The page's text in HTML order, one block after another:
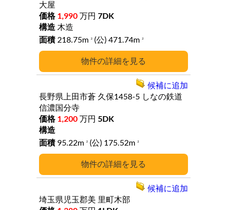
詳細
大屋
1,990 万円 7DK
木造
218.75m
2 (公) 471.74m 2
詳細
長野県上田市蒼 久保1458-5 しなの鉄道
信濃国分寺
1,200 万円 5DK
95.22m 2 (公) 175.52m 2
候補に追加
埼玉県児玉郡美 里町木部
候補に追加